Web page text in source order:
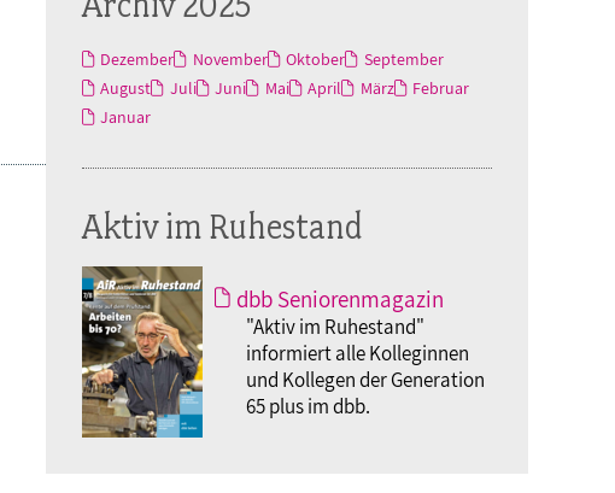
Dezember November Oktober
September
August
Juli Juni Mai April März
Februar
Januar
Aktiv im Ruhestand
dbb Seniorenmagazin
"Aktiv im Ruhestand"
informiert alle Kolleginnen
und Kollegen der Generation
65 plus im dbb.